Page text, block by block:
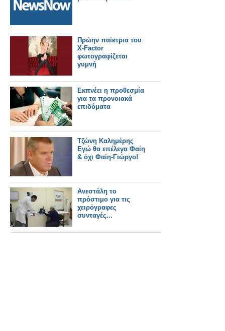
Πρώην παίκτρια του
X-Factor
φωτογραφίζεται
γυμνή
Εκπνέει η προθεσμία
για τα προνοιακά
επιδόματα
Τζώνη Καλημέρης
Εγώ θα επέλεγα Φαίη
& όχι Φαίη-Γιώργο!
Ανεστάλη το
πρόστιμο για τις
χειρόγραφες
συνταγές...